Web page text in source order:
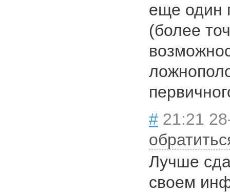
еще один
(более
# 21:21
Лучше
своем